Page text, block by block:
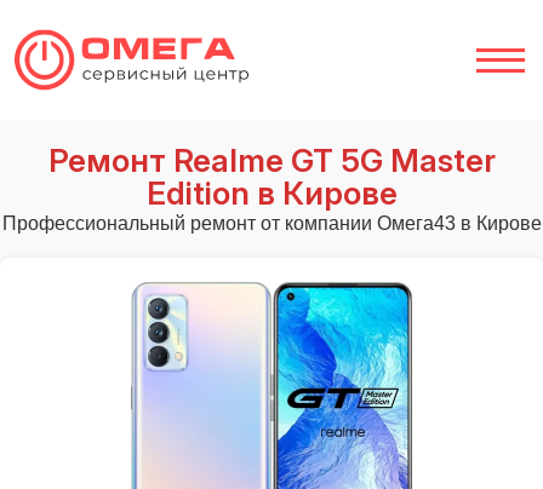
Ремонт Realme GT 5G Master
Edition в Кирове
Профессиональный ремонт от компании Омега43 в Кирове